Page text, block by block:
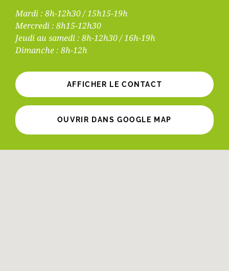
Mardi : 8h-12h30 / 15h15-19h
Mercredi : 8h15-12h30
Jeudi au samedi : 8h-12h30 / 16h-19h
Dimanche : 8h-12h
AFFICHER LE CONTACT
OUVRIR DANS GOOGLE MAP